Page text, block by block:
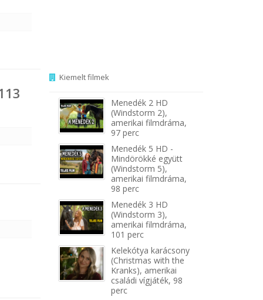
Kiemelt filmek
Menedék 2 HD
(Windstorm 2),
amerikai filmdráma,
97 perc
Menedék 5 HD -
Mindörökké együtt
(Windstorm 5),
amerikai filmdráma,
98 perc
Menedék 3 HD
(Windstorm 3),
amerikai filmdráma,
101 perc
Kelekótya karácsony
(Christmas with the
Kranks), amerikai
családi vígjáték, 98
perc